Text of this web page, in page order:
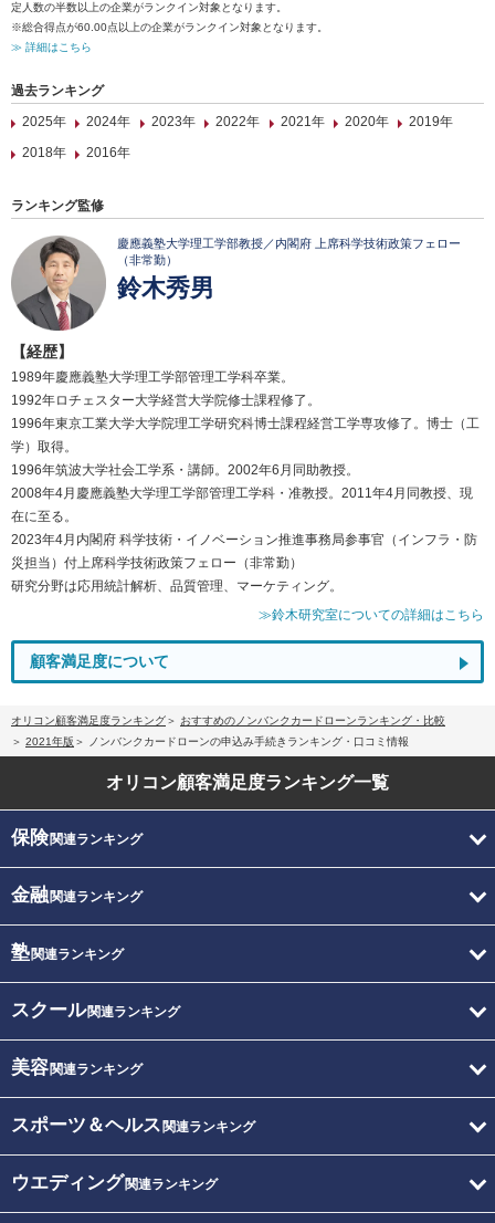
定人数の半数以上の企業がランクイン対象となります。
※総合得点が60.00点以上の企業がランクイン対象となります。
≫ 詳細はこちら
過去ランキング
2025年
2024年 2023年 2022年 2021年 2020年
2019年
2018年
2016年
ランキング監修
慶應義塾大学理工学部教授／内閣府 上席科学技術政策フェロー
（非常勤）
鈴木秀男
【経歴】
1989年慶應義塾大学理工学部管理工学科卒業。
1992年ロチェスター大学経営大学院修士課程修了。
1996年東京工業大学大学院理工学研究科博士課程経営工学専攻修了。博士（工
学）取得。
1996年筑波大学社会工学系・講師。2002年6月同助教授。
2008年4月慶應義塾大学理工学部管理工学科・准教授。2011年4月同教授、現
在に至る。
2023年4月内閣府 科学技術・イノベーション推進事務局参事官（インフラ・防
災担当）付上席科学技術政策フェロー（非常勤）
研究分野は応用統計解析、品質管理、マーケティング。
≫鈴木研究室についての詳細はこちら
顧客満足度について
オリコン顧客満足度ランキング
おすすめのノンバンクカードローンランキング・比較
2021年版
ノンバンクカードローンの申込み手続きランキング・口コミ情報
オリコン顧客満足度ランキング一覧
保険関連ランキング
金融関連ランキング
塾関連ランキング
スクール関連ランキング
美容関連ランキング
スポーツ＆ヘルス 関連ランキング
ウエディング関連ランキング